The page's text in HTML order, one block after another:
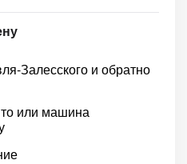
Залесского и обратно
или машина